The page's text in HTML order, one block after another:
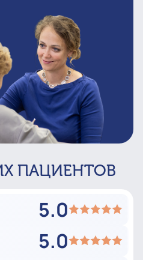
ПАЦИЕНТОВ
5.0
5.0